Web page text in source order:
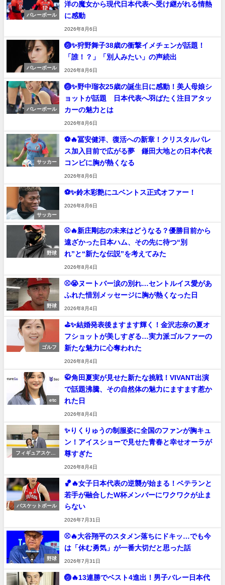
バレーボール
洋の魔女から現代日本代表へ受け継がれる情熱
に感動
2026年8月6日
バレーボール
🏐✨狩野舞子38歳の衝撃イメチェンが話題！
「誰！？」「別人みたい」の声続出
2026年8月6日
バレーボール
🏐✨野中瑠衣25歳の誕生日に感動！美人母娘シ
ョットが話題 日本代表へ羽ばたく注目アタッ
カーの魅力とは
2026年8月6日
サッカー
⚽🔥冨安健洋、復活への新章！クリスタルパレ
ス加入目前で広がる夢 鎌田大地との日本代表
コンビに胸が熱くなる
2026年8月6日
サッカー
⚽✨鈴木彩艶にユベントス正式オファー！
2026年8月6日
野球
⚾🔥新庄剛志の未来はどうなる？優勝目前から
遠ざかった日本ハム、その先に待つ“別
れ”と“新たな伝説”を考えてみた
2026年8月4日
野球
⚾😭ヌートバー涙の別れ…セントルイス愛があ
ふれた惜別メッセージに胸が熱くなった日
2026年8月4日
ゴルフ
⛳✨結婚発表後ますます輝く！金沢志奈の夏オ
フショットが美しすぎる…実力派ゴルファーの
新たな魅力に心奪われた
2026年8月4日
etc
🥋角田夏実が見せた新たな挑戦！VIVANT出演
で話題沸騰、その自然体の魅力にますます惹か
れた日
2026年8月4日
フィギュアスケー
✨りくりゅうの制服姿に全国のファンが胸キュ
ン！アイスショーで見せた青春と幸せオーラが
尊すぎた
2026年8月4日
バスケットボール
🏀🔥女子日本代表の逆襲が始まる！ベテランと
若手が融合したW杯メンバーにワクワクが止ま
らない
2026年7月31日
野球
⚾🔥大谷翔平のスタメン落ちにドキッ…でも今
は「休む勇気」が一番大切だと思った話
2026年7月31日
🏐🔥13連勝でベスト4進出！男子バレー日本代